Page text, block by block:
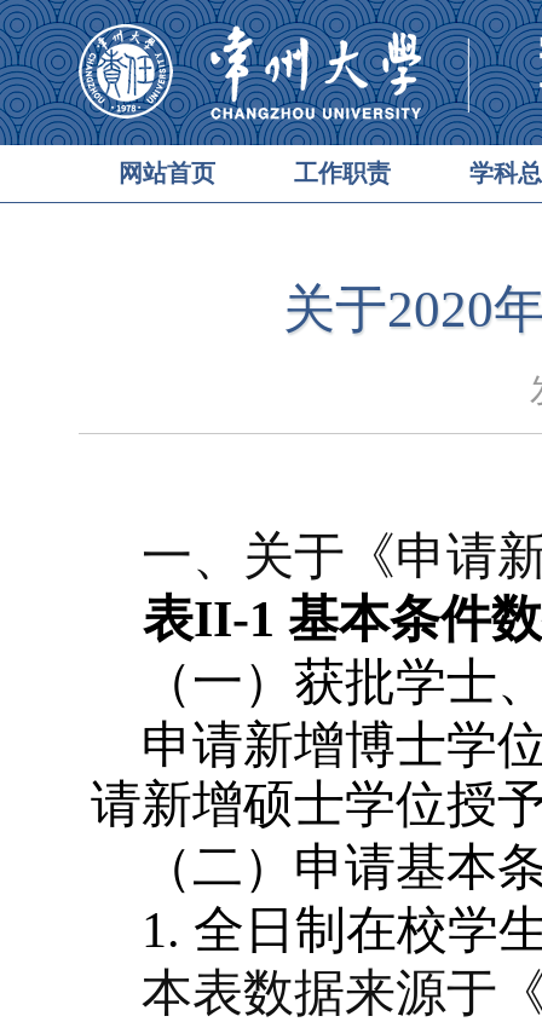
网站首页 工作职责 学科
关于2020
一、关于《申请
表II-1基本条件
（一）获批学士
申请新增博士学
请新增硕士学位授
（二）申请基本
1. 全日制在校学
本表数据来源于